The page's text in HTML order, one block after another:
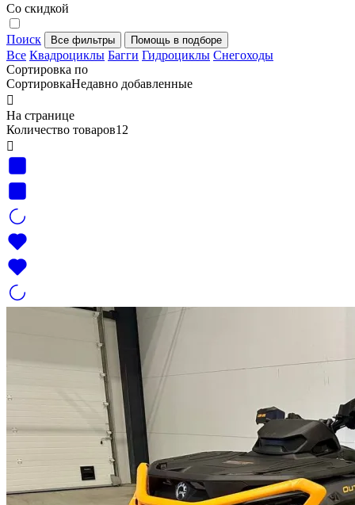
Со скидкой
Поиск Все фильтры Помощь в подборе
Все Квадроциклы Багги Гидроциклы Снегоходы
Сортировка по
СортировкаНедавно добавленные

На странице
Количество товаров12
